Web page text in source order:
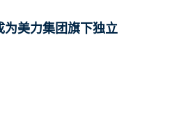
美力集团旗下独立